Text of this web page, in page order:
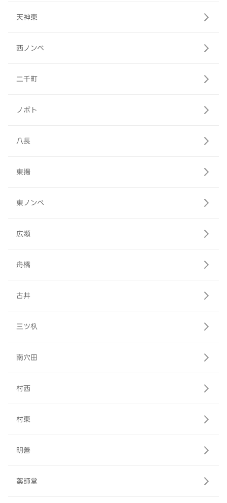
天神東
西ノンベ
二千町
ノボト
八長
東揚
東ノンベ
広瀬
舟橋
古井
三ツ杁
南穴田
村西
村東
明善
薬師堂